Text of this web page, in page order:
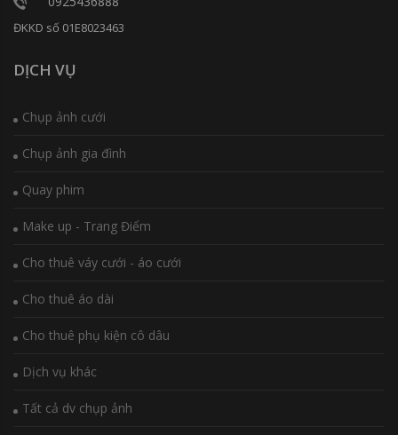
ĐKKD số 01E8023463
DỊCH VỤ
Chụp ảnh cưới
Chụp ảnh gia đình
Quay phim
Make up - Trang Điểm
Cho thuê váy cưới - áo cưới
Cho thuê áo dài
Cho thuê phụ kiện cô dâu
Dịch vụ khác
Tất cả dv chụp ảnh